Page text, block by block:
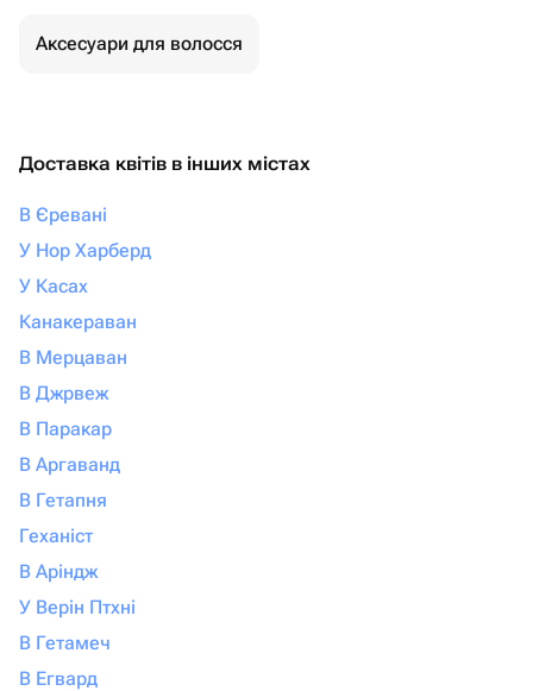
Аксесуари для волосся
Доставка квітів в інших містах
В Єревані
У Нор Харберд
У Касах
Канакераван
В Мерцаван
В Джрвеж
В Паракар
В Аргаванд
В Гетапня
Геханіст
В Аріндж
У Верін Птхні
В Гетамеч
В Егвард